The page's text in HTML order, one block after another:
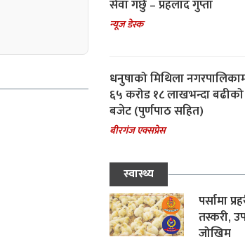
सेवा गर्छु – प्रहलाद गुप्ता
न्यूज डेस्क
धनुषाको मिथिला
६५ करोड १८ लाखभन्दा बढीको
बजेट (पुर्णपाठ सहित)
बीरगंज एक्सप्रेस
स्वास्थ्य
पर्सामा
तस्करी,
जोखिम